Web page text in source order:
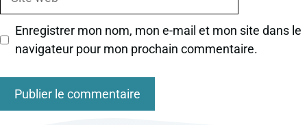
Enregistrer mon nom, mon e-mail et mon site dans le
navigateur pour mon prochain commentaire.